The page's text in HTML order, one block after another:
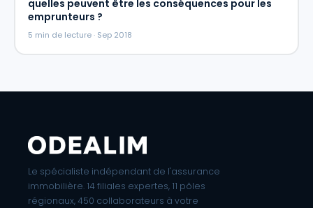
quelles peuvent être les conséquences pour les
emprunteurs ?
5 min de lecture · Sep 2018
Le spécialiste indépendant de l'assurance
immobilière. 14 filiales expertes, 11 pôles
régionaux, 450 collaborateurs à votre